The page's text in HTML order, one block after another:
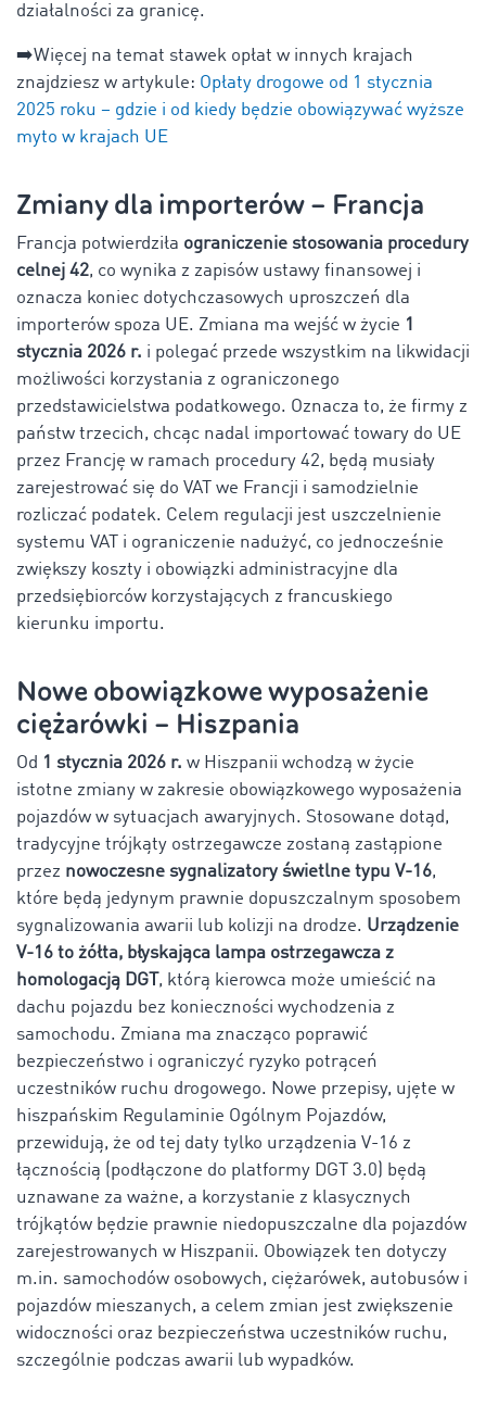
działalności za granicę.
➡️Więcej na temat stawek opłat w innych krajach
znajdziesz w artykule: Opłaty drogowe od 1 stycznia
2025 roku – gdzie i od kiedy będzie obowiązywać wyższe
myto w krajach UE
Zmiany dla importerów – Francja
Francja potwierdziła ograniczenie stosowania procedury
celnej 42, co wynika z zapisów ustawy finansowej i
oznacza koniec dotychczasowych uproszczeń dla
importerów spoza UE. Zmiana ma wejść w życie 1
stycznia 2026 r. i polegać przede wszystkim na likwidacji
możliwości korzystania z ograniczonego
przedstawicielstwa podatkowego. Oznacza to, że firmy z
państw trzecich, chcąc nadal importować towary do UE
przez Francję w ramach procedury 42, będą musiały
zarejestrować się do VAT we Francji i samodzielnie
rozliczać podatek. Celem regulacji jest uszczelnienie
systemu VAT i ograniczenie nadużyć, co jednocześnie
zwiększy koszty i obowiązki administracyjne dla
przedsiębiorców korzystających z francuskiego
kierunku importu.
Nowe obowiązkowe wyposażenie
ciężarówki – Hiszpania
Od 1 stycznia 2026 r. w Hiszpanii wchodzą w życie
istotne zmiany w zakresie obowiązkowego wyposażenia
pojazdów w sytuacjach awaryjnych. Stosowane dotąd,
tradycyjne trójkąty ostrzegawcze zostaną zastąpione
przez nowoczesne sygnalizatory świetlne typu V-16,
które będą jedynym prawnie dopuszczalnym sposobem
sygnalizowania awarii lub kolizji na drodze. Urządzenie
V-16 to żółta, błyskająca lampa ostrzegawcza z
homologacją DGT , którą kierowca może umieścić na
dachu pojazdu bez konieczności wychodzenia z
samochodu. Zmiana ma znacząco poprawić
bezpieczeństwo i ograniczyć ryzyko potrąceń
uczestników ruchu drogowego. Nowe przepisy, ujęte w
hiszpańskim Regulaminie Ogólnym Pojazdów,
przewidują, że od tej daty tylko urządzenia V-16 z
łącznością (podłączone do platformy DGT 3.0) będą
uznawane za ważne, a korzystanie z klasycznych
trójkątów będzie prawnie niedopuszczalne dla pojazdów
zarejestrowanych w Hiszpanii. Obowiązek ten dotyczy
m.in. samochodów osobowych, ciężarówek, autobusów i
pojazdów mieszanych, a celem zmian jest zwiększenie
widoczności oraz bezpieczeństwa uczestników ruchu,
szczególnie podczas awarii lub wypadków.